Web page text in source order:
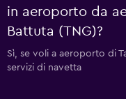
in aeroporto da
Battuta (TNG)?
Sì, se voli a aeroporto di
servizi di navetta